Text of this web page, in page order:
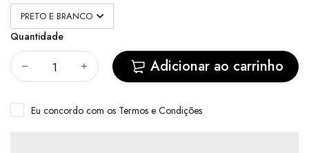
Quantidade
Adicionar ao carrinho
Eu concordo com os Termos e Condições